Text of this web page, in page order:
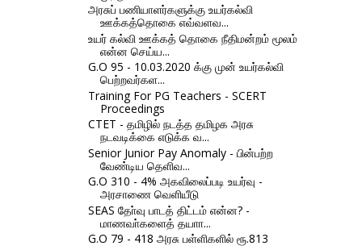
அரசுப் பணியாளர்களுக்கு உயர்கல்வி
ஊக்கத்தொகை எவ்வளவ...
உயர் கல்வி ஊக்கத் தொகை நீதிமன்றம் மூலம்
என்ன செய்ய...
G.O 95 - 10.03.2020 க்கு முன் உயர்கல்வி
பெற்றவர்கள...
Training For PG Teachers - SCERT
Proceedings
CTET - தமிழில் நடத்த தமிழக அரசு
நடவடிக்கை எடுக்க வ...
Senior Junior Pay Anomaly - பின்பற்ற
வேண்டிய தெளிவ...
G.O 310 - 4% அகவிலைப்படி உயர்வு -
அரசாணை வெளியீடு
SEAS தோ்வு பாடத் திட்டம் என்ன? -
மாணவா்களைத் தயாா...
G.O 79 - 418 அரசு பள்ளிகளில் ரூ.813